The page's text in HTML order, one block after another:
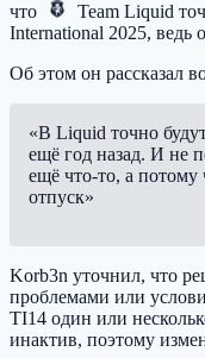
что
Team Liquid
International 2025, ведь
Об этом он рассказал
«В Liquid точно
ещё год назад. И не
ещё что-то, а потому
отпуск»
Korb3n уточнил, что
проблемами или
TI14 один или
инактив, поэтому